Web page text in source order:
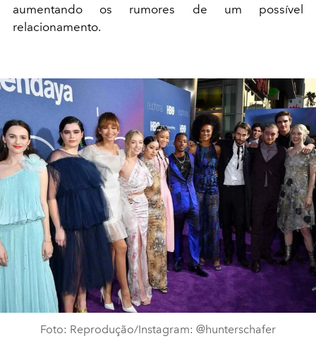
aumentando os rumores de um possível
relacionamento.
Foto: Reprodução/Instagram: @hunterschafer